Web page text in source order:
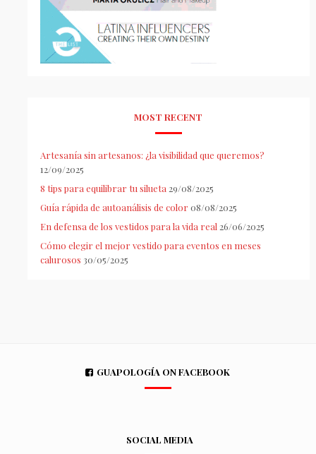
MOST RECENT
Artesanía sin artesanos: ¿la visibilidad que queremos?
12/09/2025
8 tips para equilibrar tu silueta 29/08/2025
Guía rápida de autoanálisis de color 08/08/2025
En defensa de los vestidos para la vida real 26/06/2025
Cómo elegir el mejor vestido para eventos en meses
calurosos 30/05/2025
GUAPOLOGÍA ON FACEBOOK
SOCIAL MEDIA